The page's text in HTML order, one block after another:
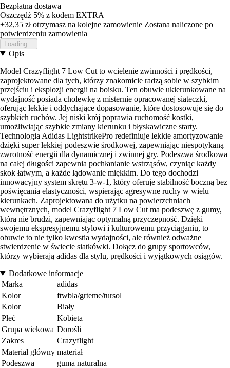
Bezpłatna dostawa
Oszczędź 5% z kodem EXTRA
+32,35 złotrzymasz na kolejne zamowienie Zostana naliczone po
potwierdzeniu zamowienia
Loading...
Opis
Model Crazyflight 7 Low Cut to wcielenie zwinności i prędkości,
zaprojektowane dla tych, którzy znakomicie radzą sobie w szybkim
przejściu i eksplozji energii na boisku. Ten obuwie ukierunkowane na
wydajność posiada cholewkę z misternie opracowanej siateczki,
oferując lekkie i oddychające dopasowanie, które dostosowuje się do
szybkich ruchów. Jej niski krój poprawia ruchomość kostki,
umożliwiając szybkie zmiany kierunku i błyskawiczne starty.
Technologia Adidas LightstrikePro redefiniuje lekkie amortyzowanie
dzięki super lekkiej podeszwie środkowej, zapewniając niespotykaną
zwrotność energii dla dynamicznej i zwinnej gry. Podeszwa środkowa
na całej długości zapewnia pochłanianie wstrząsów, czyniąc każdy
skok łatwym, a każde lądowanie miękkim. Do tego dochodzi
innowacyjny system skrętu 3-w-1, który oferuje stabilność boczną bez
poświęcania elastyczności, wspierając agresywne ruchy w wielu
kierunkach. Zaprojektowana do użytku na powierzchniach
wewnętrznych, model Crazyflight 7 Low Cut ma podeszwę z gumy,
która nie brudzi, zapewniając optymalną przyczepność. Dzięki
swojemu ekspresyjnemu stylowi i kulturowemu przyciąganiu, to
obuwie to nie tylko kwestia wydajności, ale również odważne
stwierdzenie w świecie siatkówki. Dołącz do grupy sportowców,
którzy wybierają adidas dla stylu, prędkości i wyjątkowych osiągów.
Dodatkowe informacje
Marka
adidas
Kolor
ftwbla/grteme/tursol
Kolor
Biały
Płeć
Kobieta
Grupa wiekowa Dorośli
Zakres
Crazyflight
Materiał główny materiał
Podeszwa
guma naturalna